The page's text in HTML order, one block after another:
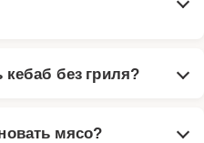
без гриля?
мясо?